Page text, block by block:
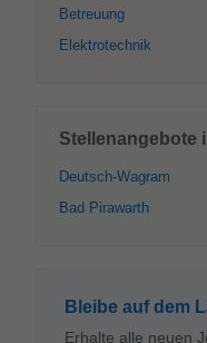
Betreuung
Elektrotechnik
Stellenangebote
Deutsch-Wagram
Bad Pirawarth
Bleibe auf dem
Erhalte alle neuen